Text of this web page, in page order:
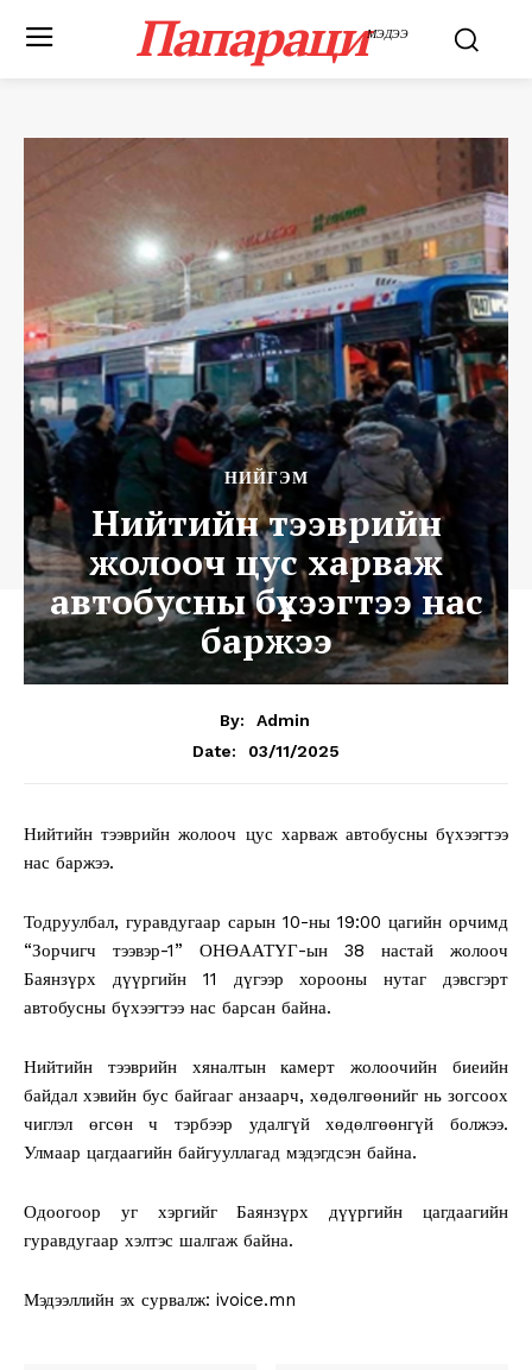
ПапарациМЭДЭЭ
НИЙГЭМ
Нийтийн тээврийн
жолооч цус харваж
автобусны бүхээгтээ нас
баржээ
By:
Admin
Date:
03/11/2025
Нийтийн тээврийн жолооч цус харваж автобусны бүхээгтээ
нас баржээ.
Тодруулбал, гуравдугаар сарын 10-ны 19:00 цагийн орчимд
“Зорчигч тээвэр-1” ОНӨААТҮГ-ын 38 настай жолооч
Баянзүрх дүүргийн 11 дүгээр хорооны нутаг дэвсгэрт
автобусны бүхээгтээ нас барсан байна.
Нийтийн тээврийн хяналтын камерт жолоочийн биеийн
байдал хэвийн бус байгааг анзаарч, хөдөлгөөнийг нь зогсоох
чиглэл өгсөн ч тэрбээр удалгүй хөдөлгөөнгүй болжээ.
Улмаар цагдаагийн байгууллагад мэдэгдсэн байна.
Одоогоор уг хэргийг Баянзүрх дүүргийн цагдаагийн
гуравдугаар хэлтэс шалгаж байна.
Мэдээллийн эх сурвалж: ivoice.mn